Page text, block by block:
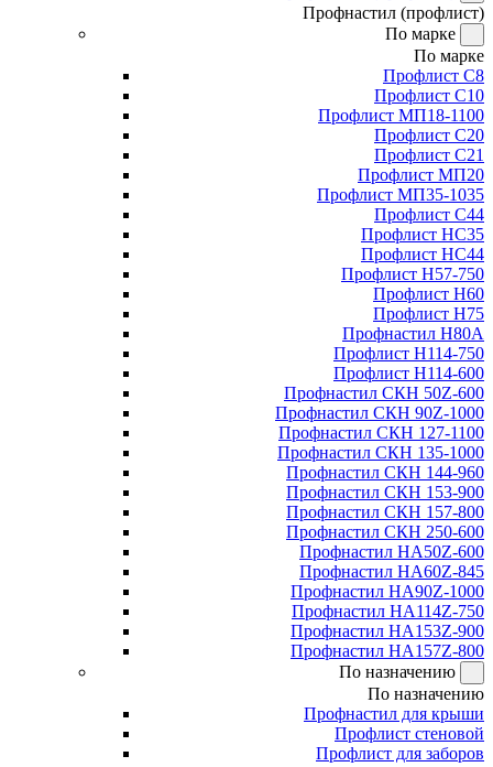
Профнастил (профлист)
По марке
По марке
Профлист С8
Профлист С10
Профлист МП18-1100
Профлист С20
Профлист С21
Профлист МП20
Профлист МП35-1035
Профлист С44
Профлист НС35
Профлист НС44
Профлист Н57-750
Профлист Н60
Профлист Н75
Профнастил Н80А
Профлист Н114-750
Профлист Н114-600
Профнастил СКН 50Z-600
Профнастил СКН 90Z-1000
Профнастил СКН 127-1100
Профнастил СКН 135-1000
Профнастил СКН 144-960
Профнастил СКН 153-900
Профнастил СКН 157-800
Профнастил СКН 250-600
Профнастил НА50Z-600
Профнастил НА60Z-845
Профнастил НА90Z-1000
Профнастил НА114Z-750
Профнастил НА153Z-900
Профнастил НА157Z-800
По назначению
По назначению
Профнастил для крыши
Профлист стеновой
Профлист для заборов